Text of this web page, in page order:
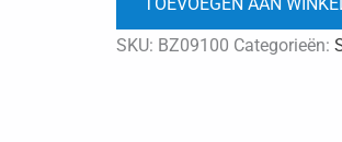
20cm
aantal
SKU: BZ09100 Categorieën: